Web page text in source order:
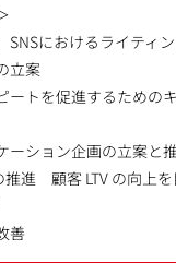
SNSにおけるライティ
立案
トを促進するための
ーション企画の立案と
推進 顧客 LTV の向上
善